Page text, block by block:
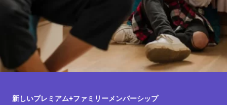
新しいプレミアム+ファミリーメンバーシップ